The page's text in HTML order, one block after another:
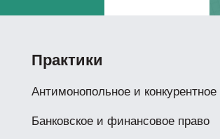
Практики
Антимонопольное и конкурентное
Банковское и финансовое право